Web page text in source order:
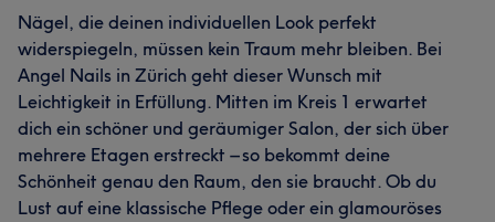
Nägel, die deinen individuellen Look perfekt
widerspiegeln, müssen kein Traum mehr bleiben. Bei
Angel Nails in Zürich geht dieser Wunsch mit
Leichtigkeit in Erfüllung. Mitten im Kreis 1 erwartet
dich ein schöner und geräumiger Salon, der sich über
mehrere Etagen erstreckt – so bekommt deine
Schönheit genau den Raum, den sie braucht. Ob du
Lust auf eine klassische Pflege oder ein glamouröses